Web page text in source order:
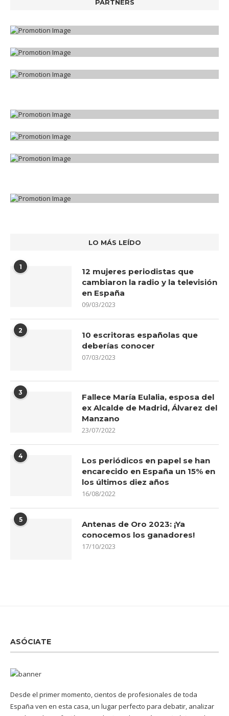
PARTNERS
LO MÁS LEÍDO
1
12 mujeres periodistas que
cambiaron la radio y la televisión
en España
09/03/2023
2
10 escritoras españolas que
deberías conocer
07/03/2023
3
Fallece María Eulalia, esposa del
ex Alcalde de Madrid, Álvarez del
Manzano
23/07/2022
4
Los periódicos en papel se han
encarecido en España un 15% en
los últimos diez años
16/08/2022
5
Antenas de Oro 2023: ¡Ya
conocemos los ganadores!
17/10/2023
ASÓCIATE
Desde el primer momento, cientos de profesionales de toda
España ven en esta casa, un lugar perfecto para debatir, analizar